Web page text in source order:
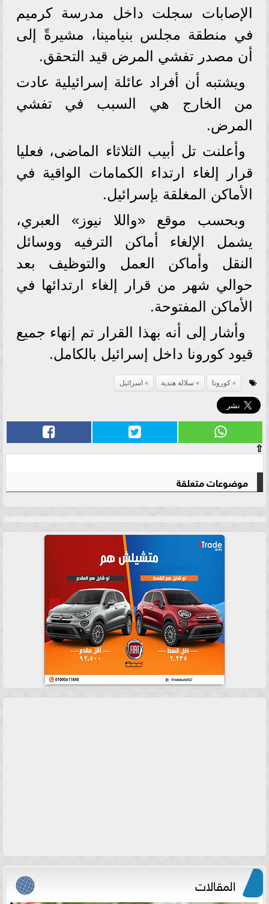
الإصابات سجلت داخل مدرسة كرميم
في منطقة مجلس بنيامينا، مشيرةً إلى
أن مصدر تفشي المرض قيد التحقق.
ويشتبه أن أفراد عائلة إسرائيلية عادت
من الخارج هي السبب في تفشي
المرض.
وأعلنت تل أبيب الثلاثاء الماضى، فعليا
قرار إلغاء ارتداء الكمامات الواقية في
الأماكن المغلقة بإسرائيل.
وبحسب موقع «واللا نيوز» العبري،
يشمل الإلغاء أماكن الترفيه ووسائل
النقل وأماكن العمل والتوظيف بعد
حوالي شهر من قرار إلغاء ارتدائها في
الأماكن المفتوحة.
وأشار إلى أنه بهذا القرار تم إنهاء جميع
قيود كورونا داخل إسرائيل بالكامل.
كورونا سلالة هندية اسرائيل
⇧
موضوعات متعلقة
المقالات